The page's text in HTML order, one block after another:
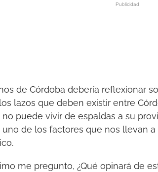
de Córdoba debería reflexionar
lazos que deben existir entre
no puede vivir de espaldas a su
uno de los factores que nos llevan
me pregunto, ¿Qué opinará de